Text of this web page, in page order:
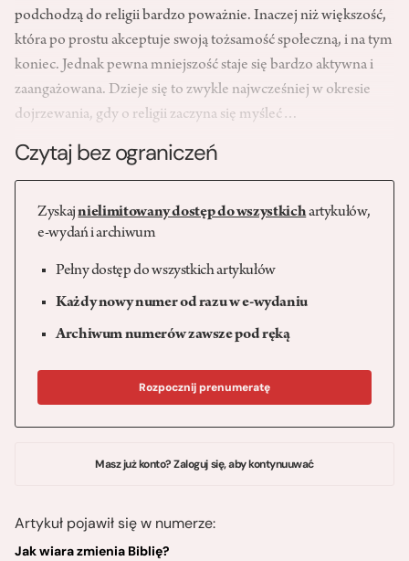
podchodzą do religii bardzo poważnie. Inaczej niż większość,
która po prostu akceptuje swoją tożsamość społeczną, i na tym
koniec. Jednak pewna mniejszość staje się bardzo aktywna i
zaangażowana. Dzieje się to zwykle najwcześniej w okresie
dojrzewania, gdy o religii zaczyna się myśleć…
Czytaj bez ograniczeń
Zyskajnielimitowany dostęp do wszystkichartykułów,
e-wydań i archiwum
Pełny dostęp do wszystkich artykułów
Każdy nowy numer od razu w e-wydaniu
Archiwum numerów zawsze pod ręką
Rozpocznij prenumeratę
Masz już konto? Zaloguj się, aby kontynuuwać
Artykuł pojawił się w numerze:
Jak wiara zmienia Biblię?